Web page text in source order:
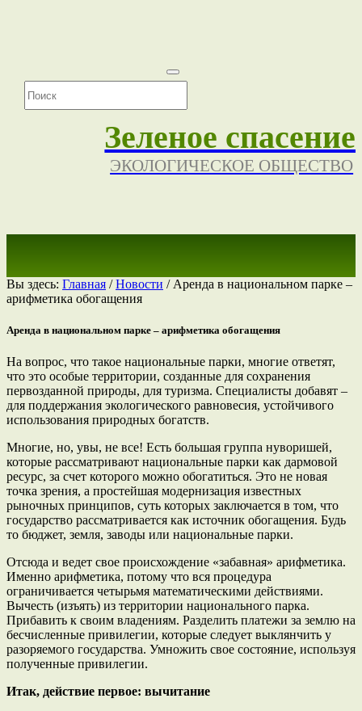
Зеленое спасение
ЭКОЛОГИЧЕСКОЕ ОБЩЕСТВО
Вы здесь: Главная /Новости / Аренда в национальном парке –
арифметика обогащения
Аренда в национальном парке – арифметика обогащения
На вопрос, что такое национальные парки, многие ответят,
что это особые территории, созданные для сохранения
первозданной природы, для туризма. Специалисты добавят –
для поддержания экологического равновесия, устойчивого
использования природных богатств.
Многие, но, увы, не все! Есть большая группа нуворишей,
которые рассматривают национальные парки как дармовой
ресурс, за счет которого можно обогатиться. Это не новая
точка зрения, а простейшая модернизация известных
рыночных принципов, суть которых заключается в том, что
государство рассматривается как источник обогащения. Будь
то бюджет, земля, заводы или национальные парки.
Отсюда и ведет свое происхождение «забавная» арифметика.
Именно арифметика, потому что вся процедура
ограничивается четырьмя математическими действиями.
Вычесть (изъять) из территории национального парка.
Прибавить к своим владениям. Разделить платежи за землю на
бесчисленные привилегии, которые следует выклянчить у
разоряемого государства. Умножить свое состояние, используя
полученные привилегии.
Итак, действие первое: вычитание